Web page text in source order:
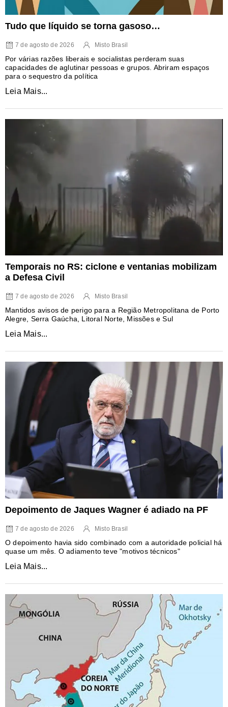
Tudo que líquido se torna gasoso…
7 de agosto de 2026 Misto Brasil
Por várias razões liberais e socialistas perderam suas
capacidades de aglutinar pessoas e grupos. Abriram espaços
para o sequestro da política
Leia Mais...
Temporais no RS: ciclone e ventanias mobilizam
a Defesa Civil
7 de agosto de 2026 Misto Brasil
Mantidos avisos de perigo para a Região Metropolitana de Porto
Alegre, Serra Gaúcha, Litoral Norte, Missões e Sul
Leia Mais...
Depoimento de Jaques Wagner é adiado na PF
7 de agosto de 2026 Misto Brasil
O depoimento havia sido combinado com a autoridade policial há
quase um mês. O adiamento teve "motivos técnicos"
Leia Mais...